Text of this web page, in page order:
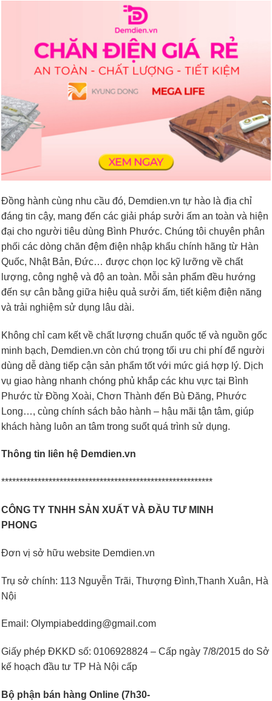
Đồng hành cùng nhu cầu đó, Demdien.vn tự hào là địa chỉ
đáng tin cậy, mang đến các giải pháp sưởi ấm an toàn và hiện
đại cho người tiêu dùng Bình Phước. Chúng tôi chuyên phân
phối các dòng chăn đệm điện nhập khẩu chính hãng từ Hàn
Quốc, Nhật Bản, Đức… được chọn lọc kỹ lưỡng về chất
lượng, công nghệ và độ an toàn. Mỗi sản phẩm đều hướng
đến sự cân bằng giữa hiệu quả sưởi ấm, tiết kiệm điện năng
và trải nghiệm sử dụng lâu dài.
Không chỉ cam kết về chất lượng chuẩn quốc tế và nguồn gốc
minh bạch, Demdien.vn còn chú trọng tối ưu chi phí để người
dùng dễ dàng tiếp cận sản phẩm tốt với mức giá hợp lý. Dịch
vụ giao hàng nhanh chóng phủ khắp các khu vực tại Bình
Phước từ Đồng Xoài, Chơn Thành đến Bù Đăng, Phước
Long…, cùng chính sách bảo hành – hậu mãi tận tâm, giúp
khách hàng luôn an tâm trong suốt quá trình sử dụng.
Thông tin liên hệ Demdien.vn
CÔNG TY TNHH SẢN XUẤT VÀ ĐẦU TƯ MINH
PHONG
Đơn vị sở hữu website Demdien.vn
Trụ sở chính: 113 Nguyễn Trãi, Thượng Đình,Thanh Xuân, Hà
Nội
Email: Olympiabedding@gmail.com
Giấy phép ĐKKD số: 0106928824 – Cấp ngày 7/8/2015 do Sở
kế hoạch đầu tư TP Hà Nội cấp
Bộ phận bán hàng Online (7h30-